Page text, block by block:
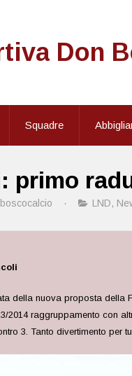
Don
Squadre
primo
· LND,
della nuova proposta della
2014 raggruppamento con
3. Tanto divertimento per